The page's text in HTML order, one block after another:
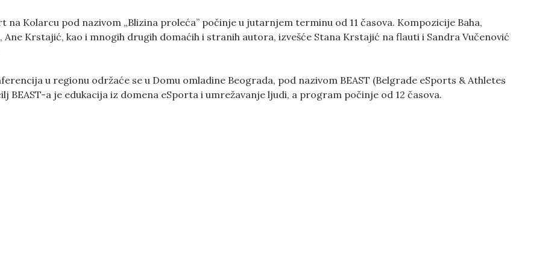
na Kolarcu pod nazivom „Blizina proleća” počinje u jutarnjem terminu od 11 časova. Kompozicije Baha,
Ane Krstajić, kao i mnogih drugih domaćih i stranih autora, izvešće Stana Krstajić na flauti i Sandra Vučenović
u regionu održaće se u Domu omladine Beograda, pod nazivom BEAST (Belgrade eSports & Athletes
BEAST-a je edukacija iz domena eSporta i umrežavanje ljudi, a program počinje od 12 časova.